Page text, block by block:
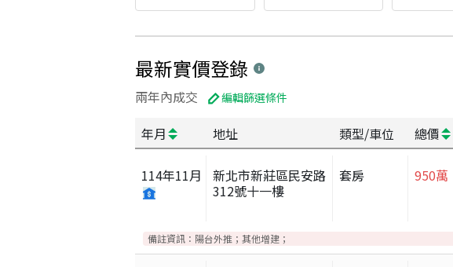
最新實價登錄
兩年內成交 編輯篩選條件
年月 地址 類型/車位 總價
114年11月
新北市新莊區民安路
312號十一樓
套房 950萬
備註資訊： 陽台外推；其他增建；